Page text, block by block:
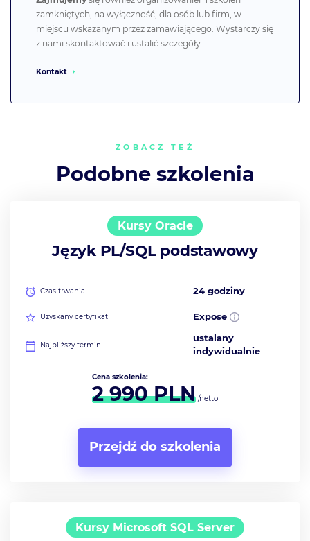
zamkniętych, na wyłączność, dla osób lub firm, w
miejscu wskazanym przez zamawiającego. Wystarczy się
z nami skontaktować i ustalić szczegóły.
Kontakt
ZOBACZ TEŻ
Podobne szkolenia
Kursy Oracle
Język PL/SQL podstawowy
Czas trwania 24 godziny
Uzyskany certyfikat Expose
Najbliższy termin
ustalany
indywidualnie
Cena szkolenia:
2 990PLN /netto
Przejdź do szkolenia
Kursy Microsoft SQL Server